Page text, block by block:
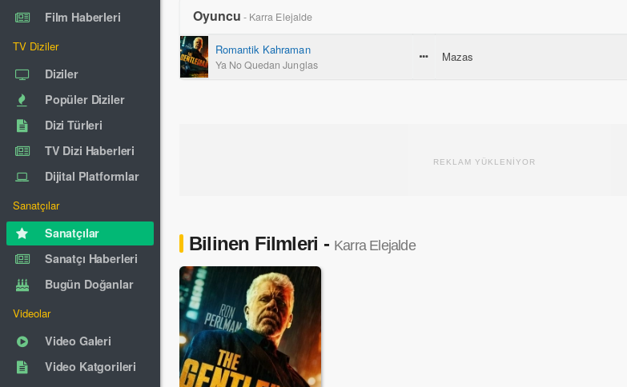
Film Haberleri
TV Diziler
Diziler
Popüler Diziler
Dizi Türleri
TV Dizi Haberleri
Dijital Platformlar
Sanatçılar
Sanatçılar
Sanatçı Haberleri
Bugün Doğanlar
Videolar
Video Galeri
Video Katgorileri
Oyuncu - Karra Elejalde
Romantik Kahraman
Ya No Quedan Junglas
Mazas
REKLAM YÜKLENİYOR
Bilinen Filmleri - Karra Elejalde